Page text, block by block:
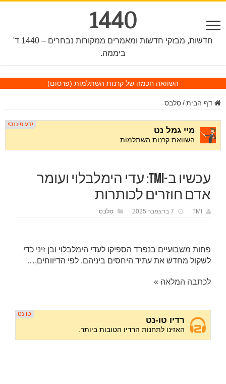
1440
חדשות, מבזקי חדשות ומאמרים ממקורות נבחרים – 1440 ד'
ביממה.
השוואה חכמה של קרנות השתלמות (פרסום)
דף הבית / סלבס
עכשיו ב-TMI: עדי הימלבלוי ועומר
אדם חוזרים לכותרות
TMI 7 בדצמבר 2025 סלבס
פחות משבועיים בנפרד הספיקו לעדי הימלבלוי ובן זיני כדי
לשקול מחדש את עתיד היחסים ביניהם. לפי הדיווחים,…
לכתבה המלאה »